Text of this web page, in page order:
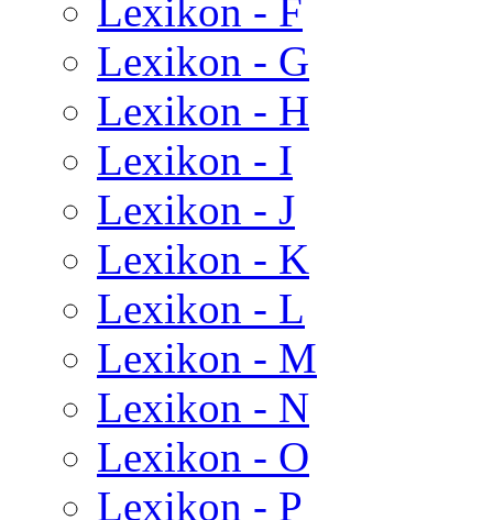
Lexikon - F
Lexikon - G
Lexikon - H
Lexikon - I
Lexikon - J
Lexikon - K
Lexikon - L
Lexikon - M
Lexikon - N
Lexikon - O
Lexikon - P